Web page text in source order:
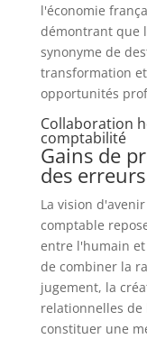
l'économie
démontrant que
synonyme de
transformation
opportunités
Collaboration
comptabilité
Gains de
des erreurs
La vision
comptable
entre l'humain
de combiner la
jugement, la
relationnelles de
constituer une